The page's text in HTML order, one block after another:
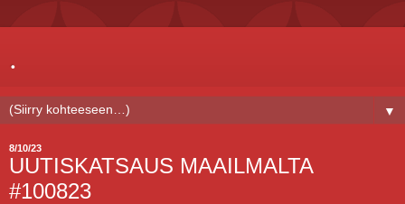
.
▼
8/10/23
UUTISKATSAUS MAAILMALTA
#100823